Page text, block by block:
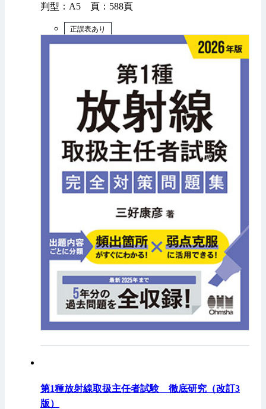
判型：A5 頁：588頁
正誤表あり
第1種放射線取扱主任者試験 徹底研究（改訂3
版）